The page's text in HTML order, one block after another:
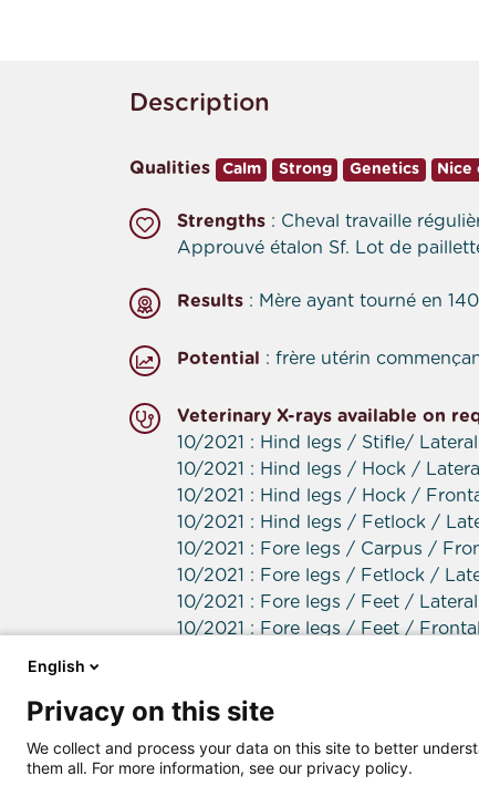
Description
Qualities Calm Strong Genetics Nice
Strengths : Cheval travaille
Approuvé étalon Sf. Lot de
Results : Mère ayant tourné en
Potential : frère utérin
Veterinary X-rays available on
10/2021 : Hind legs / Stifle/ Lateral
10/2021 : Hind legs / Hock / Lateral
10/2021 : Hind legs / Hock /
10/2021 : Hind legs / Fetlock /
10/2021 : Fore legs / Carpus /
10/2021 : Fore legs / Fetlock /
10/2021 : Fore legs / Feet / Lateral
10/2021 : Fore legs / Feet / Frontal
Seller contact details
English
Privacy on this site
We collect and process your data on this site to better
them all. For more information, see our privacy policy.